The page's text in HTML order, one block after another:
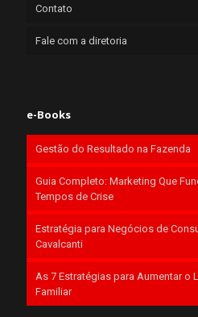
Contato
Fale com a diretoria
e-Books
Gestão do Resultado na Fazenda
Guia Completo: Marketing Que
Tempos de Crise
Estratégia para Negócios de
Cavalcanti
As 7 Estratégias para Aumentar o
Familiar